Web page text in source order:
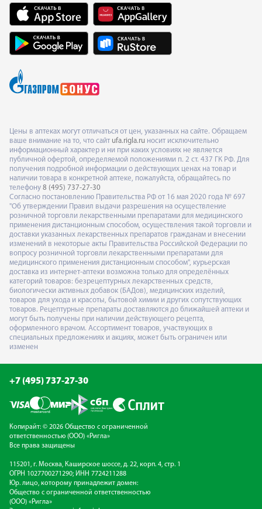
Цены в аптеках могут отличаться от цен, указанных на сайте. Обращаем
ваше внимание на то, что сайт ufa.rigla.ru носит исключительно
информационный характер и ни при каких условиях не является
публичной офертой, определяемой положениями п. 2 ст. 437 ГК РФ. Для
получения подробной информации о действующих ценах на товар и
наличии товара в конкретной аптеке, пожалуйста, обращайтесь по
телефону 8 (495) 737-27-30
Согласно постановлению Правительства РФ от 16 мая 2020 года № 697
"Об утверждении Правил выдачи разрешения на осуществление
розничной торговли лекарственными препаратами для медицинского
применения дистанционным способом, осуществления такой торговли и
доставки указанных лекарственных препаратов гражданам и внесении
изменений в некоторые акты Правительства Российской Федерации по
вопросу розничной торговли лекарственными препаратами для
медицинского применения дистанционным способом", курьерская
доставка из интернет-аптеки возможна только для определённых
категорий товаров: безрецептурных лекарственных средств,
биологически активных добавок (БАДов), медицинских изделий,
товаров для ухода и красоты, бытовой химии и других сопутствующих
товаров. Рецептурные препараты доставляются до ближайшей аптеки и
могут быть получены при наличии действующего рецепта,
оформленного врачом. Ассортимент товаров, участвующих в
специальных предложениях и акциях, может быть ограничен или
изменен
+7 (495) 737-27-30
Копирайт: © 2026 Общество с ограниченной
ответственностью (ООО) «Ригла»
Все права защищены
115201, г. Москва, Каширское шоссе, д. 22, корп. 4, стр. 1
ОГРН 1027700271290; ИНН 7724211288
Юр. лицо, которому принадлежит домен:
Общество с ограниченной ответственностью
(ООО) «Ригла»